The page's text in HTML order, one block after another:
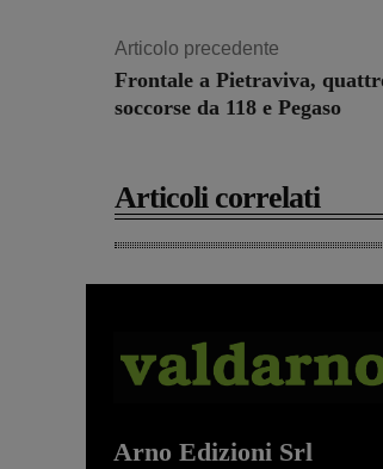
Articolo precedente
Frontale a Pietraviva,
soccorse da 118 e Pegaso
Articoli correlati
Arno Edizioni Srl